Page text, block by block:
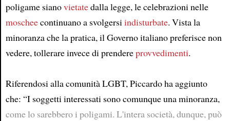
poligame sianovietatedalla legge, le celebrazioni nelle
moscheecontinuano a svolgersiindisturbate. Vista la
minoranza che la pratica, il Governo italiano preferisce non
vedere, tollerare invece di prendereprovvedimenti.
Riferendosi alla comunità LGBT, Piccardo ha aggiunto
che: “I soggetti interessati sono comunque una minoranza,
come lo sarebbero i poligami. L'intera società, dunque, può